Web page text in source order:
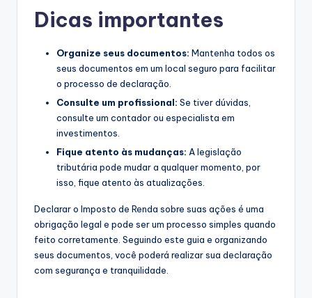
Dicas importantes
Organize seus documentos: Mantenha todos os
seus documentos em um local seguro para facilitar
o processo de declaração.
Consulte um profissional: Se tiver dúvidas,
consulte um contador ou especialista em
investimentos.
Fique atento às mudanças: A legislação
tributária pode mudar a qualquer momento, por
isso, fique atento às atualizações.
Declarar o Imposto de Renda sobre suas ações é uma
obrigação legal e pode ser um processo simples quando
feito corretamente. Seguindo este guia e organizando
seus documentos, você poderá realizar sua declaração
com segurança e tranquilidade.